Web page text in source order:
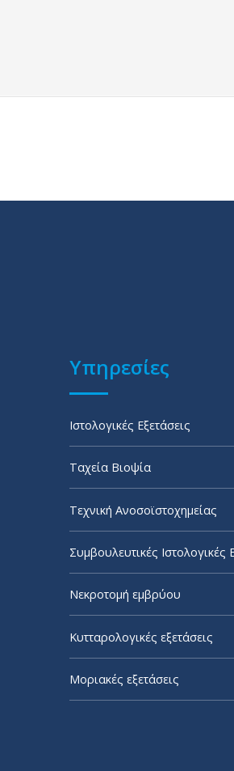
Υπηρεσίες
Ιστολογικές Εξετάσεις
Ταχεία Βιοψία
Τεχνική Ανοσοϊστοχημείας
Συμβουλευτικές Ιστολογικές
Νεκροτομή εμβρύου
Κυτταρολογικές εξετάσεις
Μοριακές εξετάσεις